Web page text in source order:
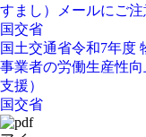
すまし）メールにご
国交省
国土交通省令和7年度
事業者の労働生産性
支援）
国交省